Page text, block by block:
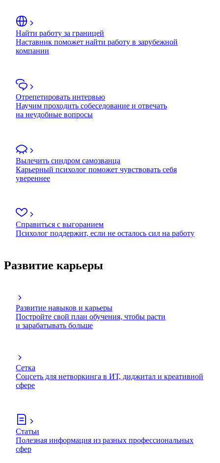
Найти работу за границей
Наставник поможет найти работу в зарубежной
компании
Отрепетировать интервью
Научим проходить собеседование и отвечать
на неудобные вопросы
Вылечить синдром самозванца
Карьерный психолог поможет чувствовать себя
увереннее
Справиться с выгоранием
Психолог поддержит, если не осталось сил на работу
Развитие карьеры
Развитие навыков и карьеры
Постройте свой план обучения, чтобы расти
и зарабатывать больше
Сетка
Соцсеть для нетворкинга в ИТ, диджитал и креативной
сфере
Статьи
Полезная информация из разных профессиональных
сфер